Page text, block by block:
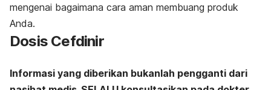
mengenai bagaimana cara aman membuang produk
Anda.
Dosis Cefdinir
Informasi yang diberikan bukanlah pengganti dari